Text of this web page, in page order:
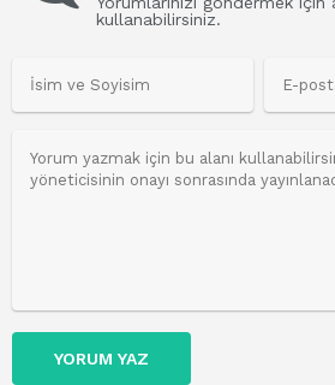
kullanabilirsiniz.
YORUM YAZ